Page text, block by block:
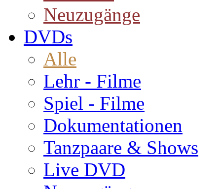
Neuzugänge
DVDs
Alle
Lehr - Filme
Spiel - Filme
Dokumentationen
Tanzpaare & Shows
Live DVD